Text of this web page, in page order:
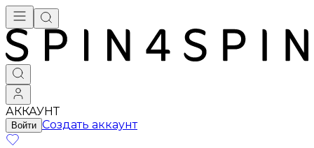
АККАУНТ
Войти Создать аккаунт